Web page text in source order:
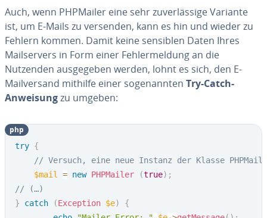
Auch, wenn PHPMailer eine sehr zu­ver­läs­si­ge Variante
ist, um E-Mails zu versenden, kann es hin und wieder zu
Fehlern kommen. Damit keine sensiblen Daten Ihres
Mail­ser­vers in Form einer Feh­ler­mel­dung an die
Nutzenden aus­ge­ge­ben werden, lohnt es sich, den E-
Mail­ver­sand mithilfe einer so­ge­nann­ten Try-Catch-
Anweisungzu umgeben:
try {
// Versuch, eine neue Instanz der Klasse
$mail
= new PHPMailer (true) ;
// (…)
}
catch (Exception $e)
{
php